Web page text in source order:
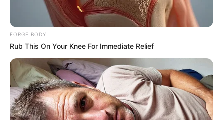
CVS Hides This $1 Generic Viagra - Here's The Aisle
It's Really In.
FORGE BODY
Rub This On Your Knee For Immediate Relief